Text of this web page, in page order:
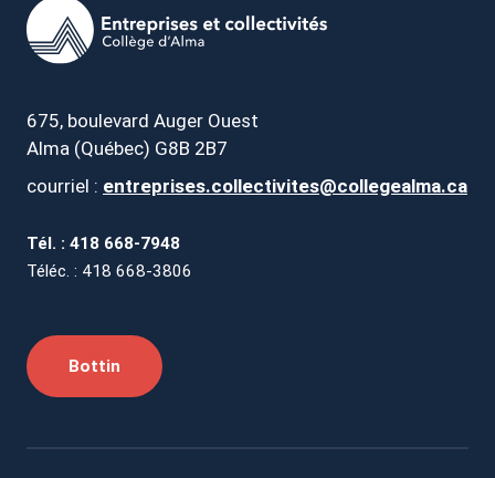
675, boulevard Auger Ouest
Alma (Québec) G8B 2B7
courriel : entreprises.collectivites@collegealma.ca
Tél. : 418 668-7948
Téléc. : 418 668-3806
Bottin